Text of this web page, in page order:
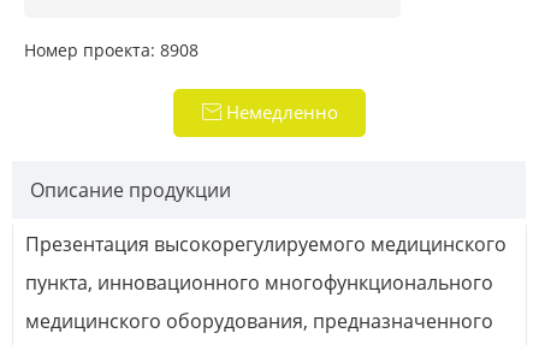
Номер проекта: 8908
Немедленно
Описание продукции
Презентация высокорегулируемого медицинского
пункта, инновационного многофункционального
медицинского оборудования, предназначенного